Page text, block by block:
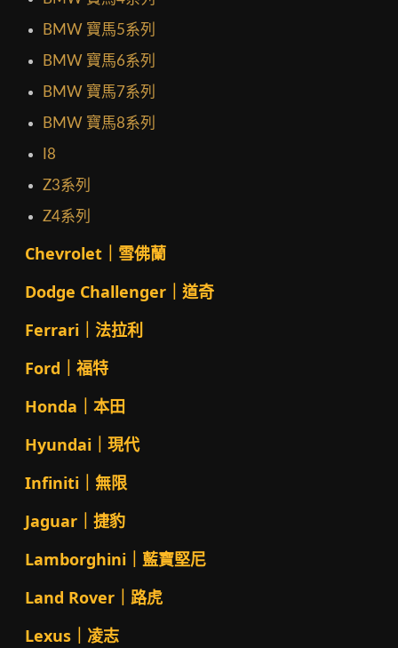
BMW 寶馬5系列
BMW 寶馬6系列
BMW 寶馬7系列
BMW 寶馬8系列
I8
Z3系列
Z4系列
Chevrolet｜雪佛蘭
Dodge Challenger｜道奇
Ferrari｜法拉利
Ford｜福特
Honda｜本田
Hyundai｜現代
Infiniti｜無限
Jaguar｜捷豹
Lamborghini｜藍寶堅尼
Land Rover｜路虎
Lexus｜凌志